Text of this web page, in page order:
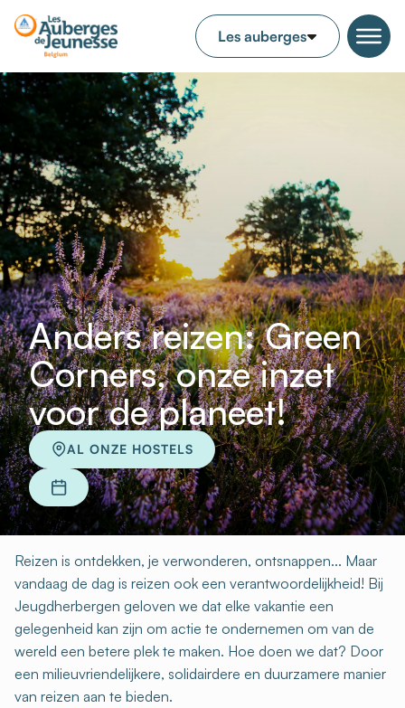
Anders reizen: Green
Corners, onze inzet
voor de planeet!
AL ONZE HOSTELS
Reizen is ontdekken, je verwonderen, ontsnappen... Maar
vandaag de dag is reizen ook een verantwoordelijkheid! Bij
Jeugdherbergen geloven we dat elke vakantie een
gelegenheid kan zijn om actie te ondernemen om van de
wereld een betere plek te maken. Hoe doen we dat? Door
een milieuvriendelijkere, solidairdere en duurzamere manier
van reizen aan te bieden.